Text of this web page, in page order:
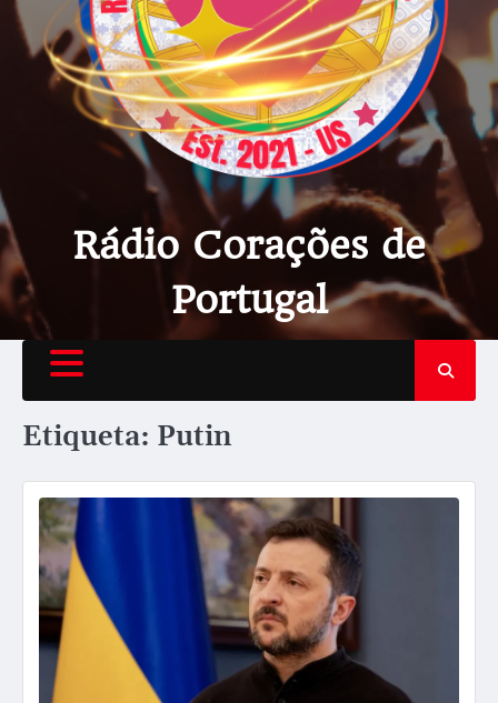
Rádio Corações de
Portugal
Etiqueta: Putin